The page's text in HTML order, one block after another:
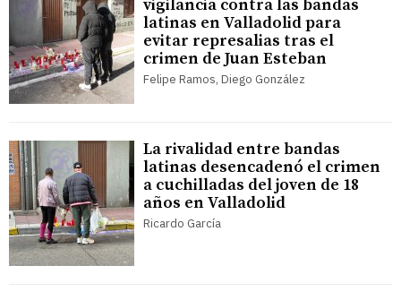
vigilancia contra las bandas
latinas en Valladolid para
evitar represalias tras el
crimen de Juan Esteban
Felipe Ramos, Diego González
La rivalidad entre bandas
latinas desencadenó el crimen
a cuchilladas del joven de 18
años en Valladolid
Ricardo García